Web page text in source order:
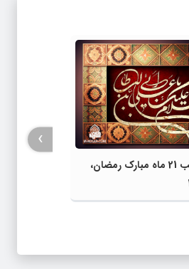
📝 | مراسم شب 21 ماه مبارک رمضان،
›